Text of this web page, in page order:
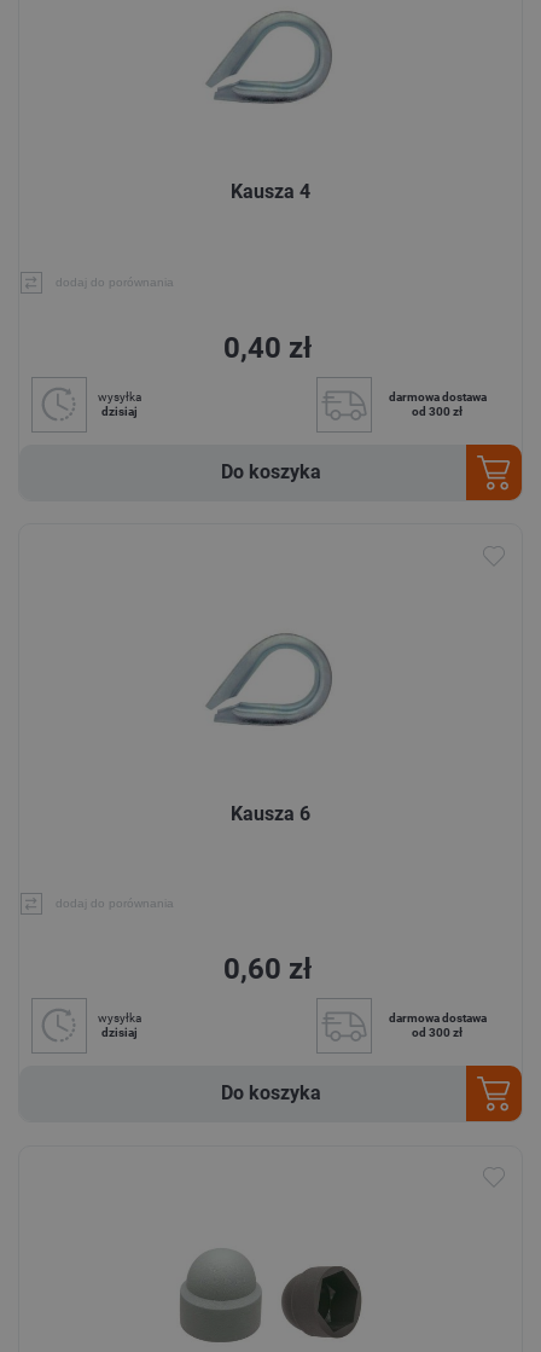
Kausza 4
dodaj do porównania
0,40 zł
wysyłka
dzisiaj
darmowa dostawa
od 300 zł
Do koszyka
Kausza 6
dodaj do porównania
0,60 zł
wysyłka
dzisiaj
darmowa dostawa
od 300 zł
Do koszyka